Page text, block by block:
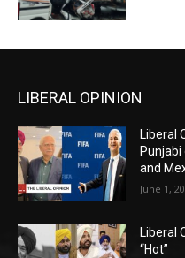
LIBERAL OPINION
Liberal
and
June 1,
Liberal
“Hot”